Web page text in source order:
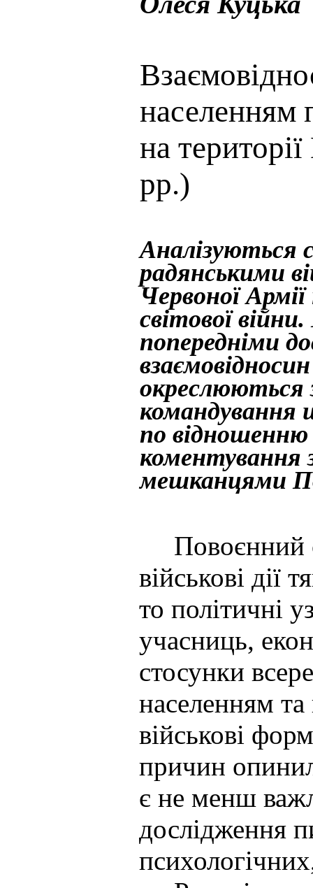
населенням
на
рр.)
Аналізуються
радянськими
Червоної
світової
попередніми
окреслюються
командування
по відношенню
коментування
мешканцями
Повоєнний
військові дії
то політичні
учасниць,
стосунки
населенням
військові
причин
є не менш
дослідження